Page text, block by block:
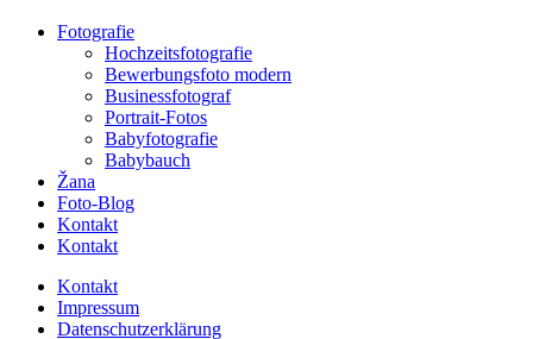
Close
Fotografie
Hochzeitsfotografie
Bewerbungsfoto modern
Businessfotograf
Portrait-Fotos
Babyfotografie
Babybauch
Žana
Foto-Blog
Kontakt
Kontakt
Kontakt
Impressum
Datenschutzerklärung